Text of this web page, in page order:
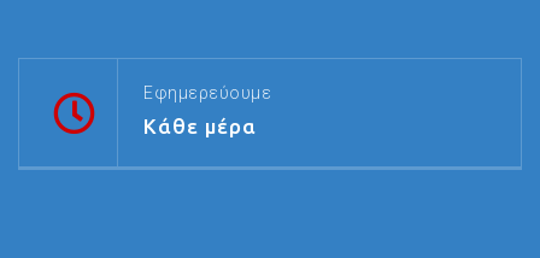
Εφημερεύουμε
Κάθε μέρα